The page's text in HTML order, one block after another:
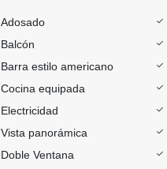
Adosado
Balcón
Barra estilo americano
Cocina equipada
Electricidad
Vista panorámica
Doble Ventana